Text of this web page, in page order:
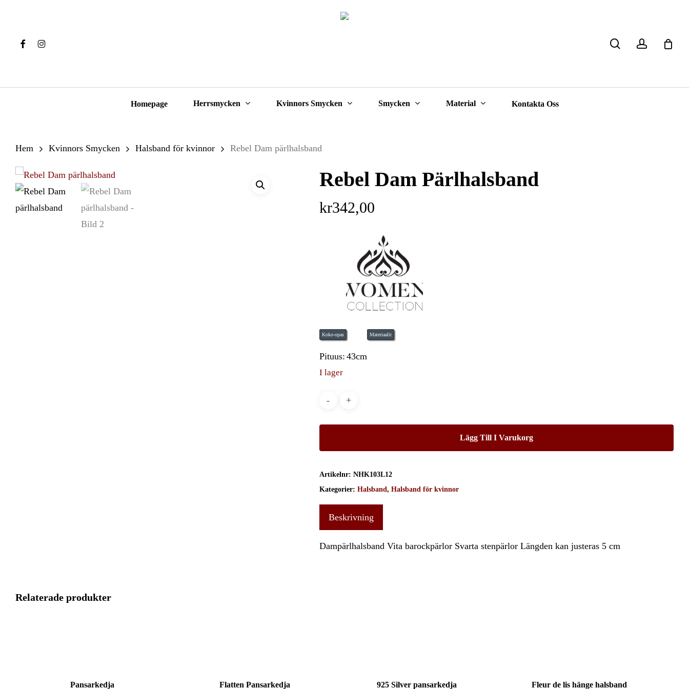
Hit enter to search or ESC to close
FacebookInstagram
Homepage Herrsmycken Kvinnors Smycken Smycken Material Kontakta Oss
Hem Kvinnors Smycken Halsband för kvinnor Rebel Dam pärlhalsband
Rebel Dam Pärlhalsband
kr342,00
Koko-opas Materiaalit
Pituus: 43cm
I lager
Lägg Till I Varukorg
Artikelnr: NHK103L12
Kategorier: Halsband, Halsband för kvinnor
Beskrivning
Dampärlhalsband Vita barockpärlor Svarta stenpärlor Längden kan justeras 5 cm
Relaterade produkter
Pansarkedja
Flatten Pansarkedja
925 Silver pansarkedja
Fleur de lis hänge halsband